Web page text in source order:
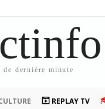
dernière minute
REPLAY TV